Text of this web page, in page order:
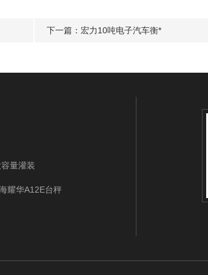
下一篇： 宏力10吨电子汽车衡*
量灌装
耀华A12E台秤